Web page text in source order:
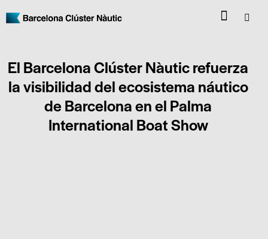
El Barcelona Clúster Nàutic refuerza
la visibilidad del ecosistema náutico
de Barcelona en el Palma
International Boat Show